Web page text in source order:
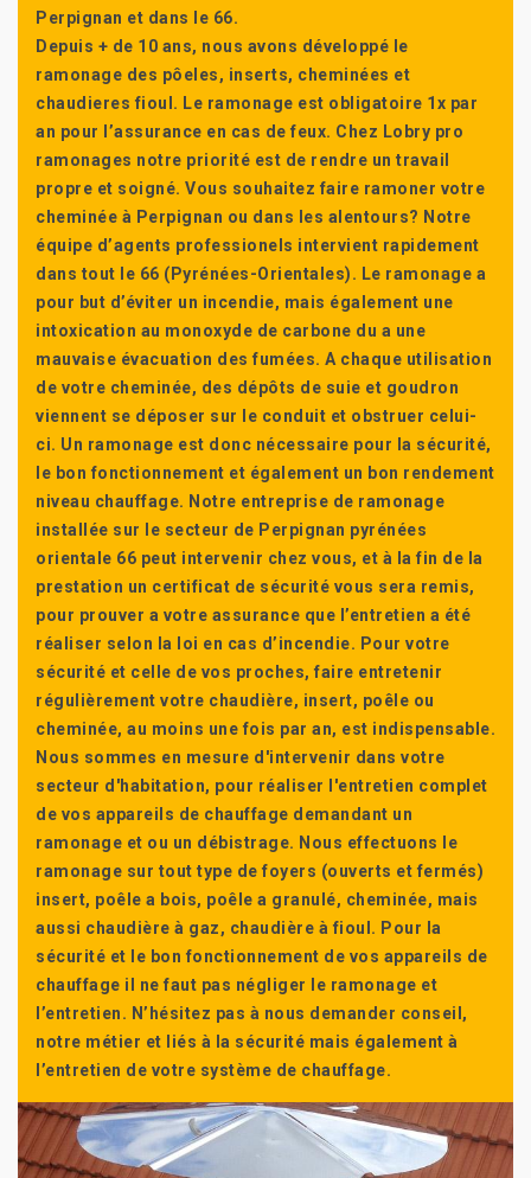
Perpignan et dans le 66.
Depuis + de 10 ans, nous avons développé le
ramonage des pôeles, inserts, cheminées et
chaudieres fioul. Le ramonage est obligatoire 1x par
an pour l’assurance en cas de feux. Chez Lobry pro
ramonages notre priorité est de rendre un travail
propre et soigné. Vous souhaitez faire ramoner votre
cheminée à Perpignan ou dans les alentours? Notre
équipe d’agents professionels intervient rapidement
dans tout le 66 (Pyrénées-Orientales). Le ramonage a
pour but d’éviter un incendie, mais également une
intoxication au monoxyde de carbone du a une
mauvaise évacuation des fumées. A chaque utilisation
de votre cheminée, des dépôts de suie et goudron
viennent se déposer sur le conduit et obstruer celui-
ci. Un ramonage est donc nécessaire pour la sécurité,
le bon fonctionnement et également un bon rendement
niveau chauffage. Notre entreprise de ramonage
installée sur le secteur de Perpignan pyrénées
orientale 66 peut intervenir chez vous, et à la fin de la
prestation un certificat de sécurité vous sera remis,
pour prouver a votre assurance que l’entretien a été
réaliser selon la loi en cas d’incendie. Pour votre
sécurité et celle de vos proches, faire entretenir
régulièrement votre chaudière, insert, poêle ou
cheminée, au moins une fois par an, est indispensable.
Nous sommes en mesure d'intervenir dans votre
secteur d'habitation, pour réaliser l'entretien complet
de vos appareils de chauffage demandant un
ramonage et ou un débistrage. Nous effectuons le
ramonage sur tout type de foyers (ouverts et fermés)
insert, poêle a bois, poêle a granulé, cheminée, mais
aussi chaudière à gaz, chaudière à fioul. Pour la
sécurité et le bon fonctionnement de vos appareils de
chauffage il ne faut pas négliger le ramonage et
l’entretien. N’hésitez pas à nous demander conseil,
notre métier et liés à la sécurité mais également à
l’entretien de votre système de chauffage.